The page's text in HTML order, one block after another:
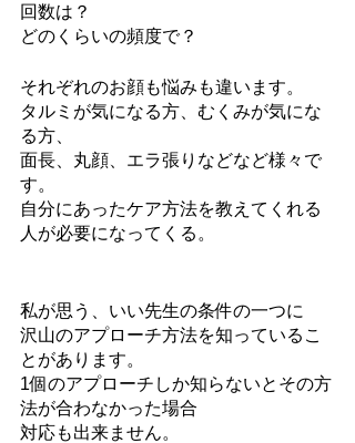
回数は？
どのくらいの頻度で？
それぞれのお顔も悩みも違います。
タルミが気になる方、むくみが気にな
る方、
面長、丸顔、エラ張りなどなど様々で
す。
自分にあったケア方法を教えてくれる
人が必要になってくる。
私が思う、いい先生の条件の一つに
沢山のアプローチ方法を知っているこ
とがあります。
1個のアプローチしか知らないとその方
法が合わなかった場合
対応も出来ません。